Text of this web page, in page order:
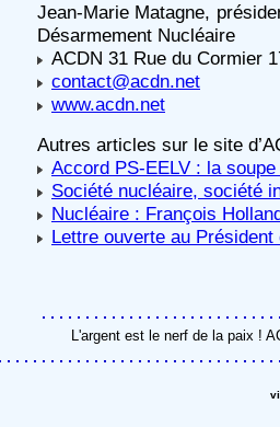
Jean-Marie Matagne,
Désarmement Nucléaire
ACDN 31 Rue du Cormier
contact@acdn.net
www.acdn.net
Autres articles sur le site
Accord PS-EELV : la
Société nucléaire, société
Nucléaire : François
Lettre ouverte au Président
L'argent est le nerf de la paix !